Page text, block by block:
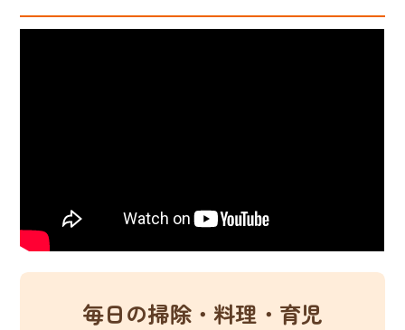
毎日の掃除・料理・育児